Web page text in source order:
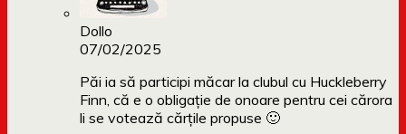
Dollo
07/02/2025
Păi ia să participi măcar la clubul cu Huckleberry
Finn, că e o obligație de onoare pentru cei cărora
li se votează cărțile propuse 🙂